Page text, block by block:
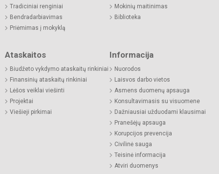
Tradiciniai renginiai
Bendradarbiavimas
Priėmimas į mokyklą
Mokinių maitinimas
Biblioteka
Ataskaitos
Biudžeto vykdymo ataskaitų rinkiniai
Finansinių ataskaitų rinkiniai
Lėšos veiklai viešinti
Projektai
Viešieji pirkimai
Informacija
Nuorodos
Laisvos darbo vietos
Asmens duomenų apsauga
Konsultavimasis su visuomene
Dažniausiai užduodami klausimai
Pranešėjų apsauga
Korupcijos prevencija
Civilinė sauga
Teisinė informacija
Atviri duomenys